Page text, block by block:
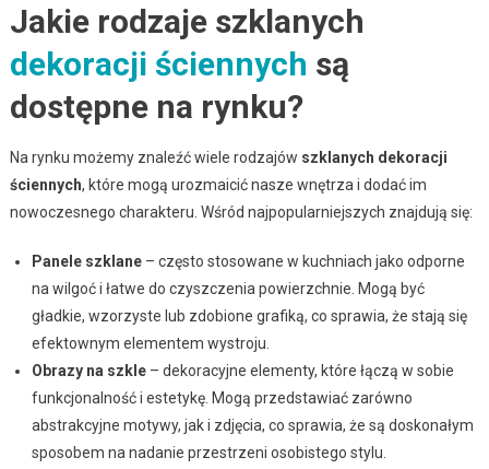
Jakie rodzaje szklanych
dekoracji ściennych są
dostępne na rynku?
Na rynku możemy znaleźć wiele rodzajów szklanych dekoracji
ściennych, które mogą urozmaicić nasze wnętrza i dodać im
nowoczesnego charakteru. Wśród najpopularniejszych znajdują się:
Panele szklane– często stosowane w kuchniach jako odporne
na wilgoć i łatwe do czyszczenia powierzchnie. Mogą być
gładkie, wzorzyste lub zdobione grafiką, co sprawia, że stają się
efektownym elementem wystroju.
Obrazy na szkle– dekoracyjne elementy, które łączą w sobie
funkcjonalność i estetykę. Mogą przedstawiać zarówno
abstrakcyjne motywy, jak i zdjęcia, co sprawia, że są doskonałym
sposobem na nadanie przestrzeni osobistego stylu.